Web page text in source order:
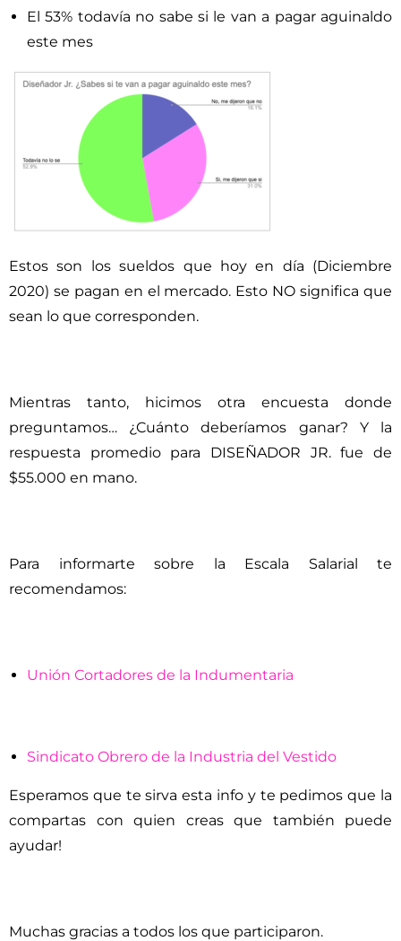
El 53% todavía no sabe si le van a pagar aguinaldo
este mes
Estos son los sueldos que hoy en día (Diciembre
2020) se pagan en el mercado. Esto NO significa que
sean lo que corresponden.
Mientras tanto, hicimos otra encuesta donde
preguntamos… ¿Cuánto deberíamos ganar? Y la
respuesta promedio para DISEÑADOR JR. fue de
$55.000 en mano.
Para informarte sobre la Escala Salarial te
recomendamos:
Unión Cortadores de la Indumentaria
Sindicato Obrero de la Industria del Vestido
Esperamos que te sirva esta info y te pedimos que la
compartas con quien creas que también puede
ayudar!
Muchas gracias a todos los que participaron.